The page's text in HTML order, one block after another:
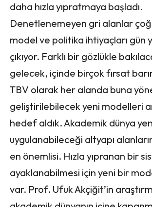
daha hızla yıpratmaya başladı.
Denetlenemeyen gri alanlar
model ve politika ihtiyaçları gün
çıkıyor. Farklı bir gözlükle
gelecek, içinde birçok fırsat
TBV olarak her alanda buna
geliştirilebilecek yeni modelleri
hedef aldık. Akademik dünya
uygulanabileceği altyapı
en önemlisi. Hızla yıpranan bir
ayaklanabilmesi için yeni bir
var. Prof. Ufuk Akçiğit’in